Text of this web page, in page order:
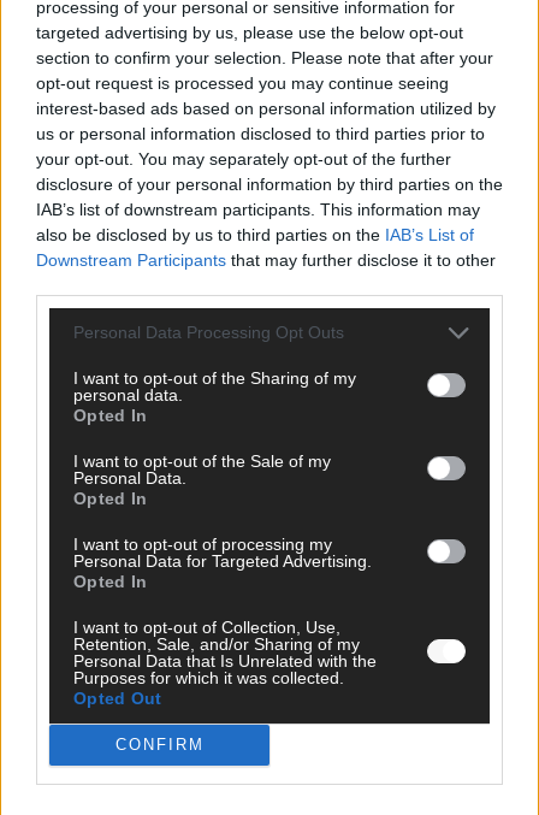
processing of your personal or sensitive information for
targeted advertising by us, please use the below opt-out
section to confirm your selection. Please note that after your
opt-out request is processed you may continue seeing
interest-based ads based on personal information utilized by
us or personal information disclosed to third parties prior to
your opt-out. You may separately opt-out of the further
disclosure of your personal information by third parties on the
IAB’s list of downstream participants. This information may
also be disclosed by us to third parties on the IAB’s List of
Downstream Participants that may further disclose it to other
Personal Data Processing Opt Outs
I want to opt-out of the Sharing of my
personal data.
Opted In
I want to opt-out of the Sale of my
Personal Data.
Opted In
I want to opt-out of processing my
Personal Data for Targeted Advertising.
Opted In
I want to opt-out of Collection, Use,
Retention, Sale, and/or Sharing of my
Personal Data that Is Unrelated with the
Purposes for which it was collected.
Opted Out
CONFIRM
TOP STORIES
Monaco, Sallys Café, Westernbrauerei – der
Europa-Park 2026 macht vieles neu
EXTRA
Juni 2026
DARA gewinnt verdient, Israel beunruhigend –
unser Kommentar zum ESC 2026
KOMMENTAR